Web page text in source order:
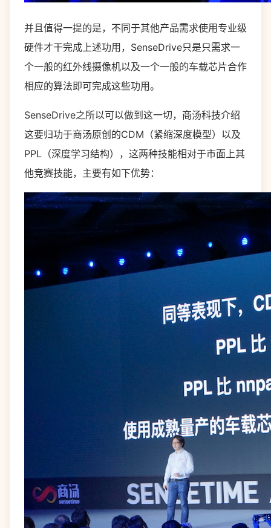
并且值得一提的是，不同于其他产品需求使用专业级
硬件才干完成上述功用，SenseDrive只是只需求一
个一般的红外线摄像机以及一个一般的车载芯片合作
相应的算法即可完成这些功用。
SenseDrive之所以可以做到这一切，商汤科技介绍
这要归功于商汤原创的CDM（紧缩深度模型）以及
PPL（深度学习结构），这两种技能相对于市面上其
他竞赛技能，主要有如下优势：